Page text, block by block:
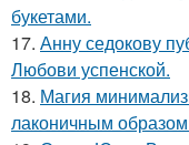
букетами.
17. Анну седокову
Любови успенской.
18. Магия
лаконичным